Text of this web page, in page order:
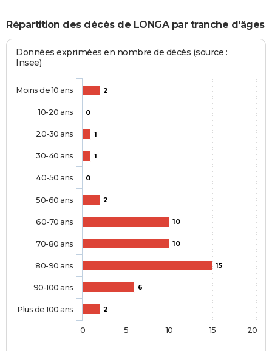
Répartition des décès de LONGA par tranche d'âges
Données exprimées en nombre de décès (source :
Insee)
2
0
1
1
0
2
10
10
15
6
2
Moins de 10 ans
10-20 ans
20-30 ans
30-40 ans
40-50 ans
50-60 ans
60-70 ans
70-80 ans
80-90 ans
90-100 ans
Plus de 100 ans
0 5 10 15 20